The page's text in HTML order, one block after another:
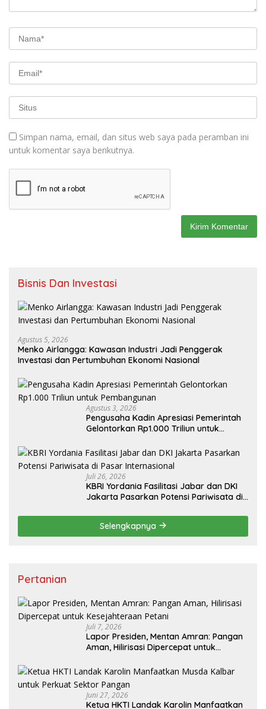
Simpan nama, email, dan situs web saya pada peramban ini
untuk komentar saya berikutnya.
Bisnis Dan Investasi
Agustus 5, 2026
Menko Airlangga: Kawasan Industri Jadi Penggerak
Investasi dan Pertumbuhan Ekonomi Nasional
Agustus 3, 2026
Pengusaha Kadin Apresiasi Pemerintah
Gelontorkan Rp1.000 Triliun untuk
Juli 26, 2026
KBRI Yordania Fasilitasi Jabar dan DKI
Jakarta Pasarkan Potensi Pariwisata di
Selengkapnya
Pertanian
Juli 7, 2026
Lapor Presiden, Mentan Amran: Pangan
Aman, Hilirisasi Dipercepat untuk
Juni 27, 2026
Ketua HKTI Landak Karolin Manfaatkan